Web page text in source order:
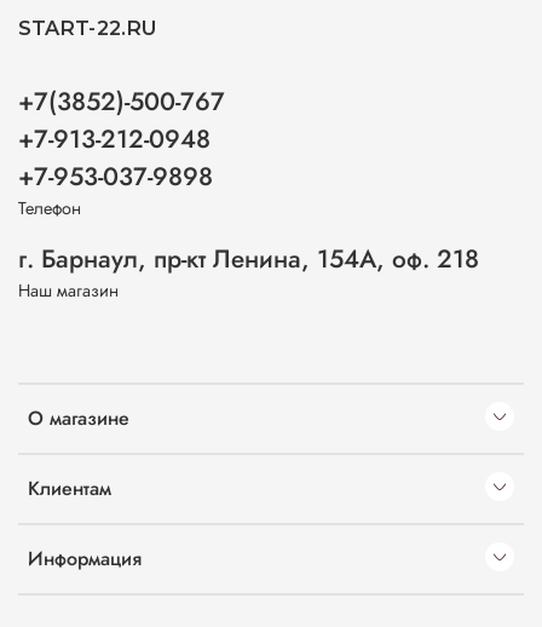
О магазине
Клиентам
Информация
START-22.RU
+7(3852)-500-767
+7-913-212-0948
+7-953-037-9898
Телефон
г. Барнаул, пр-кт Ленина, 154А, оф. 218
Наш магазин